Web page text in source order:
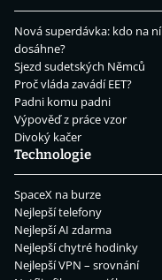
Nová superdávka: kdo na ní
dosáhne?
Sjezd sudetských Němců
Proč vláda zavádí EET?
Padni komu padni
Výpověď z práce vzor
Divoký kačer
Technologie
SpaceX na burze
Nejlepší telefony
Nejlepší AI zdarma
Nejlepší chytré hodinky
Nejlepší VPN – srovnání